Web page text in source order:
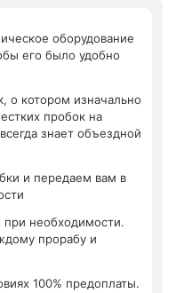
оборудование
его было удобно
о котором изначально
пробок на
знает объездной
и передаем вам в
необходимости.
прорабу и
100% предоплаты.